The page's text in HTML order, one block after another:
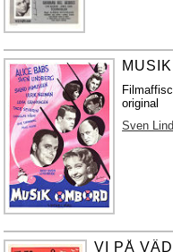
original
Sven
VI PÅ